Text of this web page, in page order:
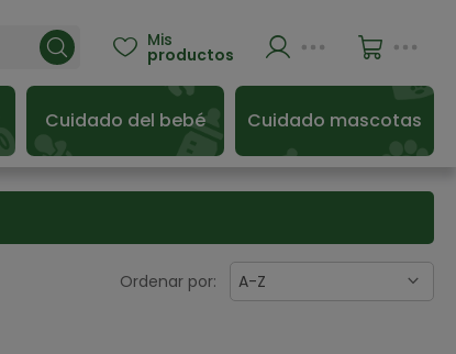
 Mis
productos
Cuidado del bebé Cuidado mascotas
Ordenar por: A-Z